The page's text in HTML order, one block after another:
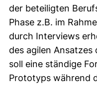
der beteiligten
Phase z.B. im
durch Interviews
des agilen
soll eine ständige
Prototyps während